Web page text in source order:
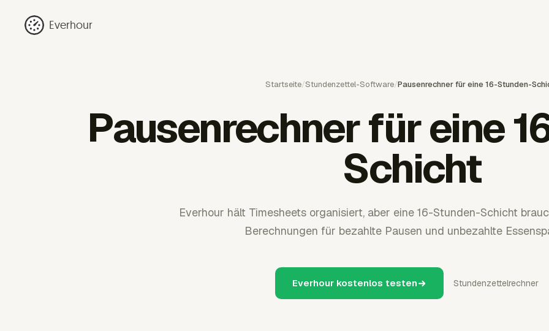
Everhour
Startseite/Stundenzettel-Software/Pausenrechner für eine 16-Stunden-
Pausenrechner für eine
Schicht
Everhour hält Timesheets organisiert, aber eine 16-Stunden-Schicht
Berechnungen für bezahlte Pausen und unbezahlte
Everhour kostenlos testen Stundenzettelrechner